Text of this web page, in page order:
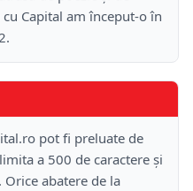
Capital am început-o în
pot fi preluate de
a 500 de caractere și
abatere de la